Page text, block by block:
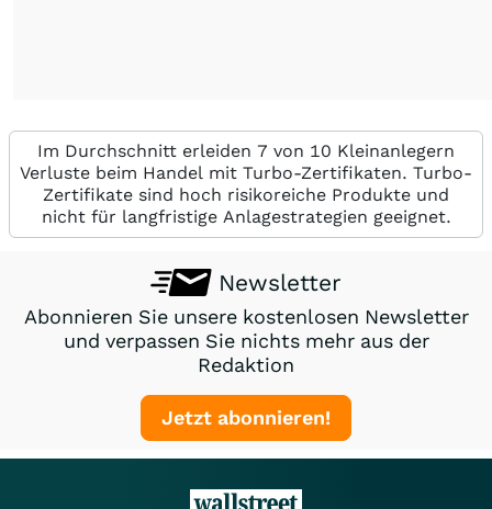
Im Durchschnitt erleiden 7 von 10 Kleinanlegern
Verluste beim Handel mit Turbo-Zertifikaten. Turbo-
Zertifikate sind hoch risikoreiche Produkte und
nicht für langfristige Anlagestrategien geeignet.
Newsletter
Abonnieren Sie unsere kostenlosen Newsletter
und verpassen Sie nichts mehr aus der
Redaktion
Jetzt abonnieren!